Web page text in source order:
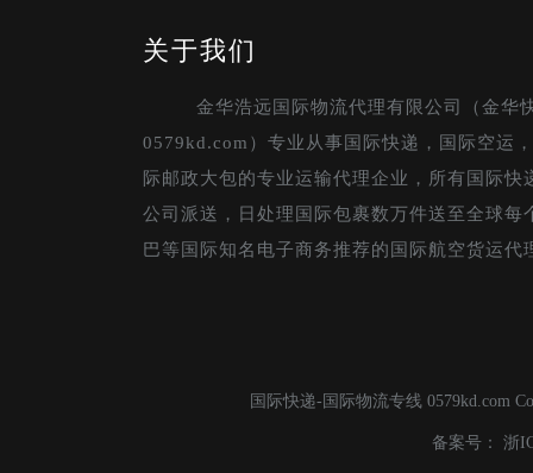
关于我们
金华浩远国际物流代理有限公司（金华
0579kd.com）专业从事国际快递，国际空运
际邮政大包的专业运输代理企业，所有国际快
公司派送，日处理国际包裹数万件送至全球每
巴等国际知名电子商务推荐的国际航空货运代
国际快递-国际物流专线 0579kd.com
备案号： 浙